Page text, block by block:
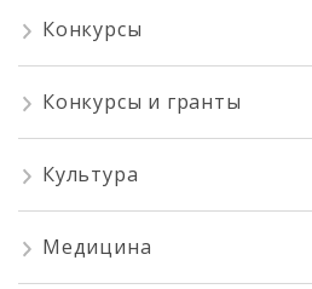
Конкурсы
Конкурсы и гранты
Культура
Медицина